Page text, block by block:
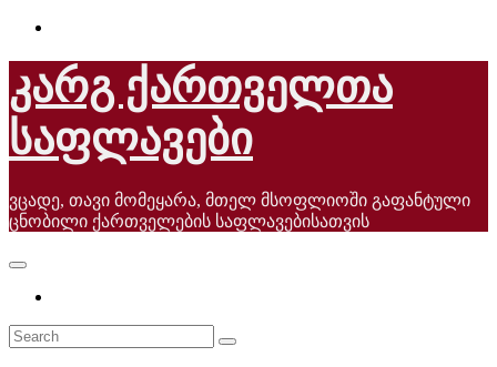
Skip
content
კარგ ქართველთა
საფლავები
ვცადე, თავი მომეყარა, მთელ მსოფლიოში გაფანტული
ცნობილი ქართველების საფლავებისათვის